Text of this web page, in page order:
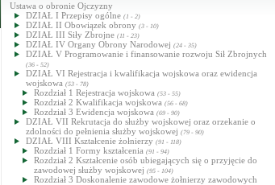
Ustawa o obronie Ojczyzny
DZIAŁ I Przepisy ogólne (1 - 2)
DZIAŁ II Obowiązek obrony (3 - 10)
DZIAŁ III Siły Zbrojne (11 - 23)
DZIAŁ IV Organy Obrony Narodowej (24 - 35)
DZIAŁ V Programowanie i finansowanie rozwoju Sił Zbrojnych
(36 - 52)
DZIAŁ VI Rejestracja i kwalifikacja wojskowa oraz ewidencja
wojskowa (53 - 78)
Rozdział 1 Rejestracja wojskowa (53 - 55)
Rozdział 2 Kwalifikacja wojskowa (56 - 68)
Rozdział 3 Ewidencja wojskowa (69 - 90)
DZIAŁ VII Rekrutacja do służby wojskowej oraz orzekanie o
zdolności do pełnienia służby wojskowej (79 - 90)
DZIAŁ VIII Kształcenie żołnierzy (91 - 118)
Rozdział 1 Formy kształcenia (91 - 94)
Rozdział 2 Kształcenie osób ubiegających się o przyjęcie do
zawodowej służby wojskowej (95 - 104)
Rozdział 3 Doskonalenie zawodowe żołnierzy zawodowych